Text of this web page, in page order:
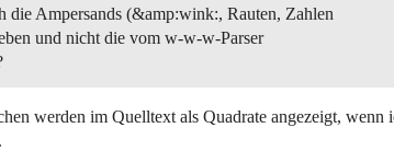
die Ampersands (&amp:wink:, Rauten, Zahlen
und nicht die vom w-w-w-Parser
werden im Quelltext als Quadrate angezeigt,